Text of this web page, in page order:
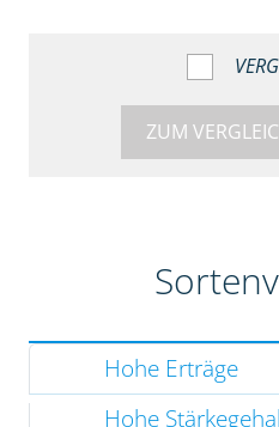
ZUM
Hohe Erträge
Hohe